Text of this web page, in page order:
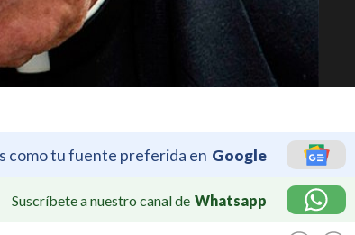
como tu fuente preferida en Google
Suscríbete a nuestro canal de Whatsapp